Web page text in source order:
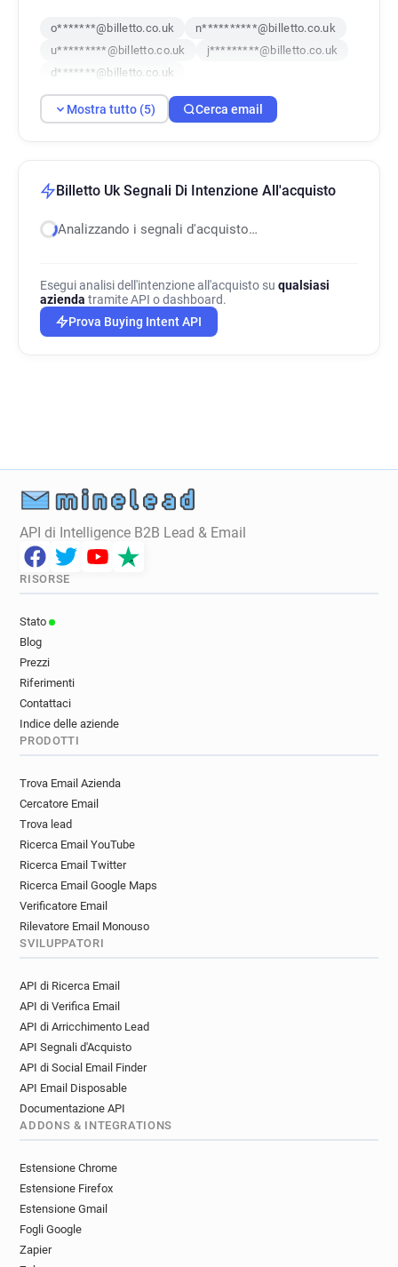
o*******@billetto.co.uk
n**********@billetto.co.uk
u*********@billetto.co.uk
j*********@billetto.co.uk
d*******@billetto.co.uk
Mostra tutto (5) Cerca email
Billetto Uk Segnali Di Intenzione All'acquisto
Analizzando i segnali d'acquisto…
Esegui analisi dell'intenzione all'acquisto su qualsiasi
azienda tramite API o dashboard.
Prova Buying Intent API
API di Intelligence B2B Lead & Email
RISORSE
Stato
Blog
Prezzi
Riferimenti
Contattaci
Indice delle aziende
PRODOTTI
Trova Email Azienda
Cercatore Email
Trova lead
Ricerca Email YouTube
Ricerca Email Twitter
Ricerca Email Google Maps
Verificatore Email
Rilevatore Email Monouso
SVILUPPATORI
API di Ricerca Email
API di Verifica Email
API di Arricchimento Lead
API Segnali d'Acquisto
API di Social Email Finder
API Email Disposable
Documentazione API
ADDONS & INTEGRATIONS
Estensione Chrome
Estensione Firefox
Estensione Gmail
Fogli Google
Zapier